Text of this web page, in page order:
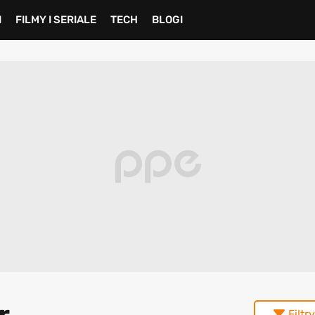
FILMY I SERIALE TECH BLOGI